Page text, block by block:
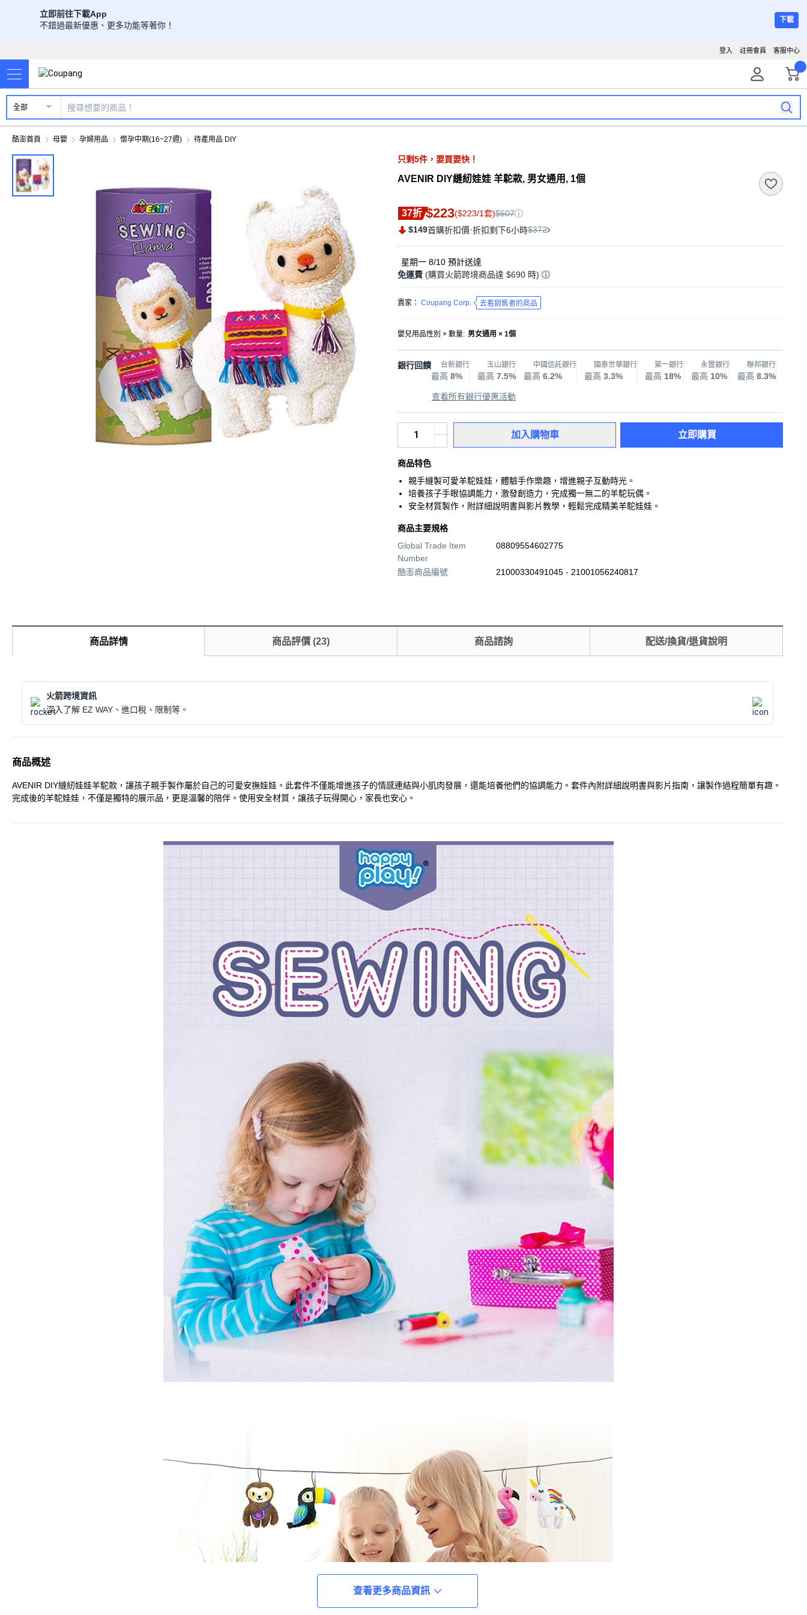
立即前往下載App
不錯過最新優惠、更多功能等著你！
下載
客服中心
註冊會員
登入
全部
酷澎首頁 母嬰 孕婦用品 懷孕中期(16~27週) 待產用品 DIY
只剩5件， 要買要快！
AVENIR DIY縫紉娃娃 羊駝款, 男女通用, 1個
37折 $223($223/1套)$607
$149首購折扣價·折扣剩下6小時$372
星期一 8/10 預計送達
免運費 (購買火箭跨境商品達 $690 時)
賣家： Coupang Corp. 去看銷售者的商品
嬰兒用品性別 × 數量: 男女通用 × 1個
銀行回饋 台新銀行
最高 8%
玉山銀行
最高 7.5%
中國信託銀行
最高 6.2%
國泰世華銀行
最高 3.3%
第一銀行
最高 18%
永豐銀行
最高 10%
聯邦銀行
最高 8.3%
查看所有銀行優惠活動
加入購物車 立即購買
商品特色
親手縫製可愛羊駝娃娃，體驗手作樂趣，增進親子互動時光。
培養孩子手眼協調能力，激發創造力，完成獨一無二的羊駝玩偶。
安全材質製作，附詳細說明書與影片教學，輕鬆完成精美羊駝娃娃。
商品主要規格
Global Trade Item
Number
08809554602775
酷澎商品編號 21000330491045 - 21001056240817
商品詳情 商品評價 (23) 商品諮詢 配送/換貨/退貨說明
火箭跨境資訊
深入了解 EZ WAY、進口稅、限制等。
商品概述
AVENIR DIY縫紉娃娃羊駝款，讓孩子親手製作屬於自己的可愛安撫娃娃。此套件不僅能增進孩子的情感連結與小肌肉發展，還能培養他們的協調能力。套件內附詳細說明書與影片指南，讓製作過程簡單有趣。
完成後的羊駝娃娃，不僅是獨特的展示品，更是溫馨的陪伴。使用安全材質，讓孩子玩得開心，家長也安心。
查看更多商品資訊